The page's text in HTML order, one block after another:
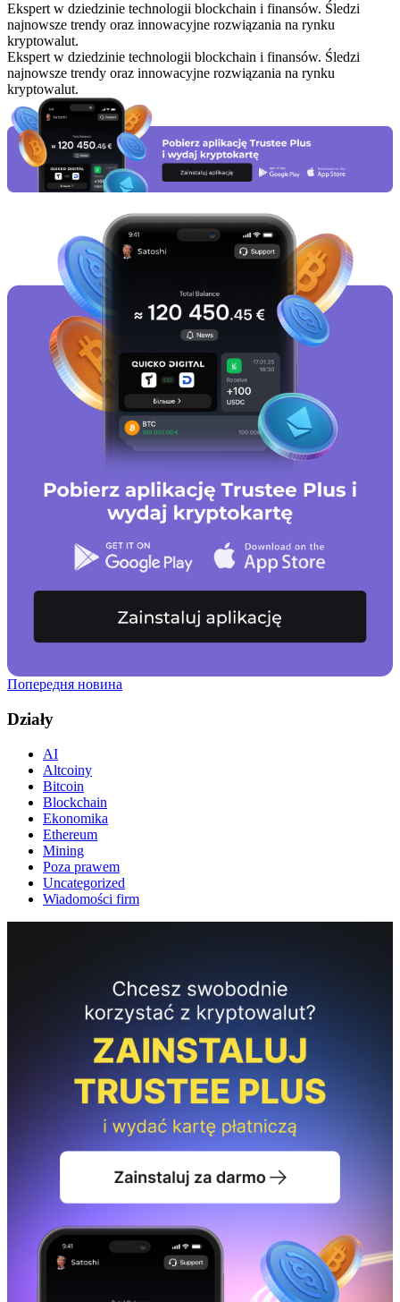
Ekspert w dziedzinie technologii blockchain i finansów. Śledzi
najnowsze trendy oraz innowacyjne rozwiązania na rynku
kryptowalut.
Ekspert w dziedzinie technologii blockchain i finansów. Śledzi
najnowsze trendy oraz innowacyjne rozwiązania na rynku
kryptowalut.
Попередня новина
Działy
AI
Altcoiny
Bitcoin
Blockchain
Ekonomika
Ethereum
Mining
Poza prawem
Uncategorized
Wiadomości firm